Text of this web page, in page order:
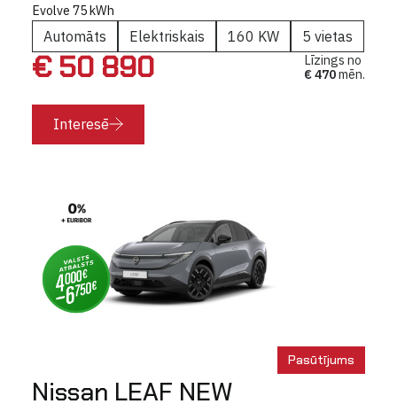
Evolve 75 kWh
Automāts Elektriskais 160 KW 5 vietas
€ 50 890
Līzings no
€ 470mēn.
Interesē
Pasūtījums
Nissan LEAF NEW